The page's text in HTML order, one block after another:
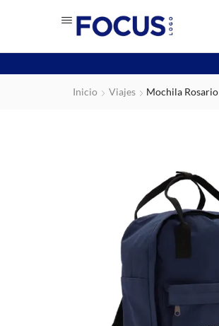
Inicio Viajes Mochila Rosario